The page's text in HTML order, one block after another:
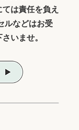
は責任を負え
ルなどはお受
いませ。